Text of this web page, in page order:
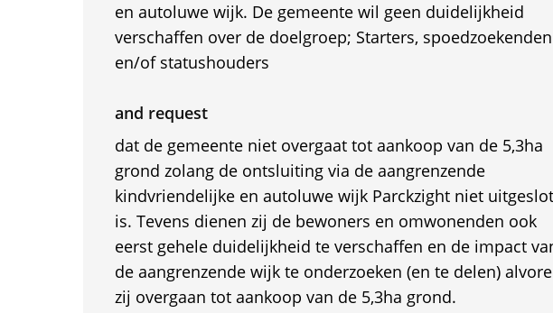
en autoluwe wijk. De gemeente wil geen duidelijkheid
verschaffen over de doelgroep; Starters, spoedzoekenden
en/of statushouders
and request
dat de gemeente niet overgaat tot aankoop van de 5,3ha
grond zolang de ontsluiting via de aangrenzende
kindvriendelijke en autoluwe wijk Parckzight niet
is. Tevens dienen zij de bewoners en omwonenden ook
eerst gehele duidelijkheid te verschaffen en de impact
de aangrenzende wijk te onderzoeken (en te delen)
zij overgaan tot aankoop van de 5,3ha grond.